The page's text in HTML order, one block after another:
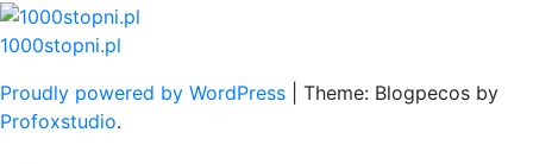
Skip
to
1000stopni.pl
Proudly powered by WordPress
Theme: Blogpecos by
Profoxstudio.